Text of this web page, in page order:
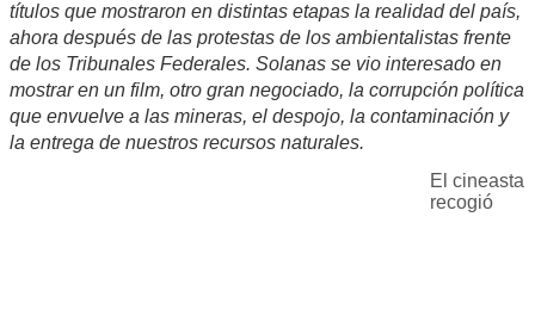
títulos que mostraron en distintas etapas la realidad del país,
ahora después de las protestas de los ambientalistas frente
de los Tribunales Federales. Solanas se vio interesado en
mostrar en un film, otro gran negociado, la corrupción política
que envuelve a las mineras, el despojo, la contaminación y
la entrega de nuestros recursos naturales.
El cineasta
recogió